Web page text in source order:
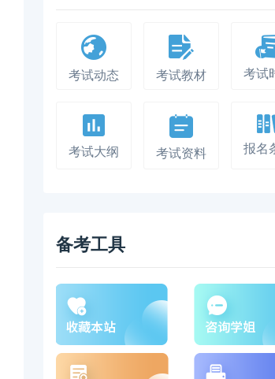
考试动态 考试教材 考试
考试大纲 考试资料 报名
备考工具